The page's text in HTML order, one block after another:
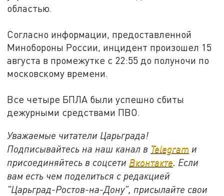
областью.
Согласно информации, предоставленной
Минобороны России, инцидент произошел 15
августа в промежутке с 22:55 до полуночи по
московскому времени.
Все четыре БПЛА были успешно сбиты
дежурными средствами ПВО.
Уважаемые читатели Царьграда!
Подписывайтесь на наш канал в Telegram и
присоединяйтесь в соцсети Вконтакте. Если
вам есть чем поделиться с редакцией
"Царьград-Ростов-на-Дону", присылайте свои